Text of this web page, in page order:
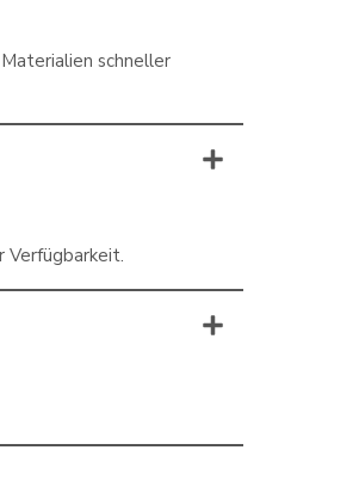
schneller
Verfügbarkeit.